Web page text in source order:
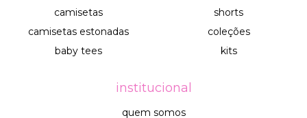
camisetas
camisetas estonadas
baby tees
shorts
coleções
kits
institucional
quem somos